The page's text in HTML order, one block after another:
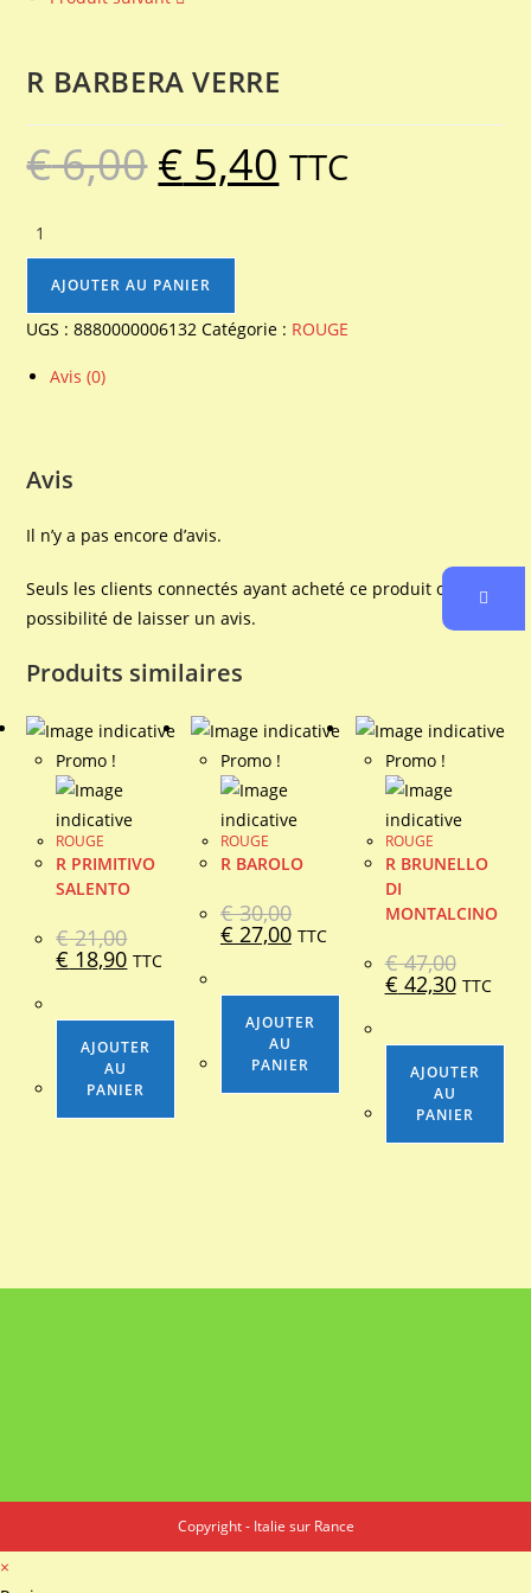
R BARBERA VERRE
€6,00 Le
prix
initial
€ 5,40 prix
actuel
TTC
quantité
de
BARBERA
VERRE
AJOUTER AU PANIER
UGS :8880000006132 Catégorie : ROUGE
Avis (0)
Avis
Il n’y a pas encore d’avis.
Seuls les clients connectés ayant acheté ce produit ont la
possibilité de laisser un avis.
Produits similaires
Promo !
ROUGE
R PRIMITIVO
SALENTO
€21,00
Le
prix
€ 21,00.
€ 18,90Le
prix
€ 18,90.
TTC
AJOUTER
AU
PANIER
Promo !
ROUGE
R BAROLO
€30,00
Le
prix
€ 30,00.
€ 27,00Le
prix
€ 27,00.
TTC
AJOUTER
AU
PANIER
Promo !
ROUGE
R BRUNELLO
DI
MONTALCINO
€47,00
Le
prix
€ 47,00.
€ 42,30Le
prix
€ 42,30.
TTC
AJOUTER
AU
PANIER
Copyright - Italie sur Rance
×